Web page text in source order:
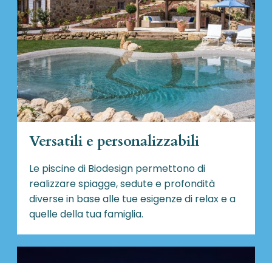
Versatili e personalizzabili
Le piscine di Biodesign permettono di
realizzare spiagge, sedute e profondità
diverse in base alle tue esigenze di relax e a
quelle della tua famiglia.